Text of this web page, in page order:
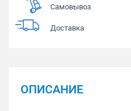
Самовывоз
Доставка
ОПИСАНИЕ